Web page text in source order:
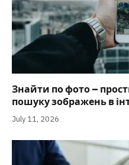
Знайти по фото –
пошуку зображень в
July 11, 2026